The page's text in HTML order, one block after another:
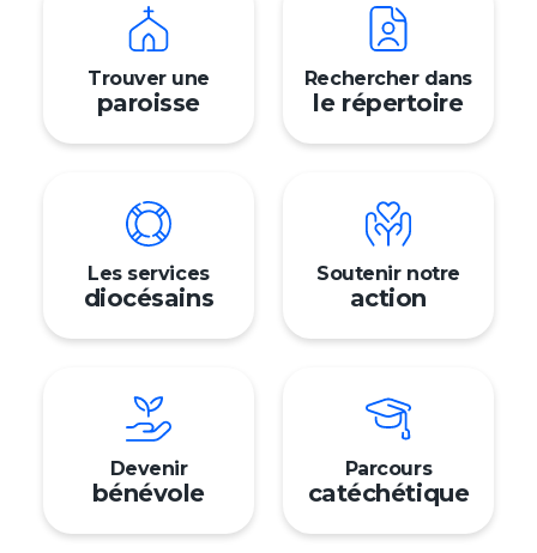
Signalement
Trouver ma paroisse
Faire un don
Trouver une
paroisse
Rechercher dans
le répertoire
Les services
diocésains
Soutenir notre
action
Devenir
bénévole
Parcours
catéchétique